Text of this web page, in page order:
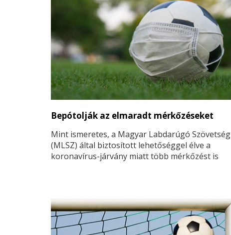
Bepótolják az elmaradt mérkőzéseket
Mint ismeretes, a Magyar Labdarúgó Szövetség
(MLSZ) által biztosított lehetőséggel élve a
koronavírus-járvány miatt több mérkőzést is